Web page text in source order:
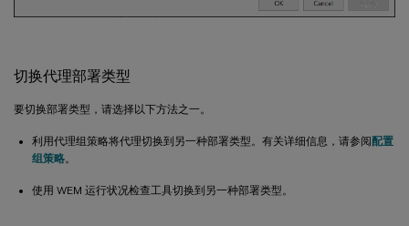
切换代理部署类型
要切换部署类型，请选择以下方法之一。
利用代理组策略将代理切换到另一种部署类型。有关详细信息，请参阅 配置
组策略。
使用 WEM 运行状况检查工具切换到另一种部署类型。